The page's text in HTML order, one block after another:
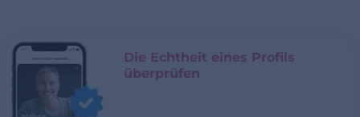
Die Echtheit eines Profils
überprüfen